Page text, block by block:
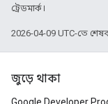
ট্রেডমার্ক।
2026-04-09 UTC-তে
জুড়ে থাকা